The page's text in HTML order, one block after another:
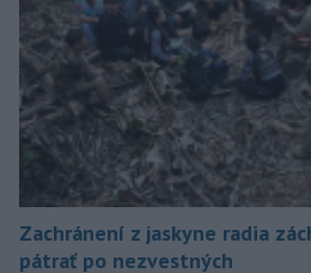
Zachránení z jaskyne radia
pátrať po nezvestných